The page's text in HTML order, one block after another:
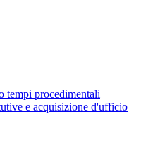
tempi procedimentali
e acquisizione d'ufficio